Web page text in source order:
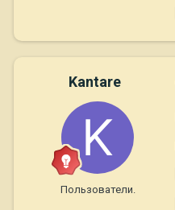
Kantare
Пользователи.